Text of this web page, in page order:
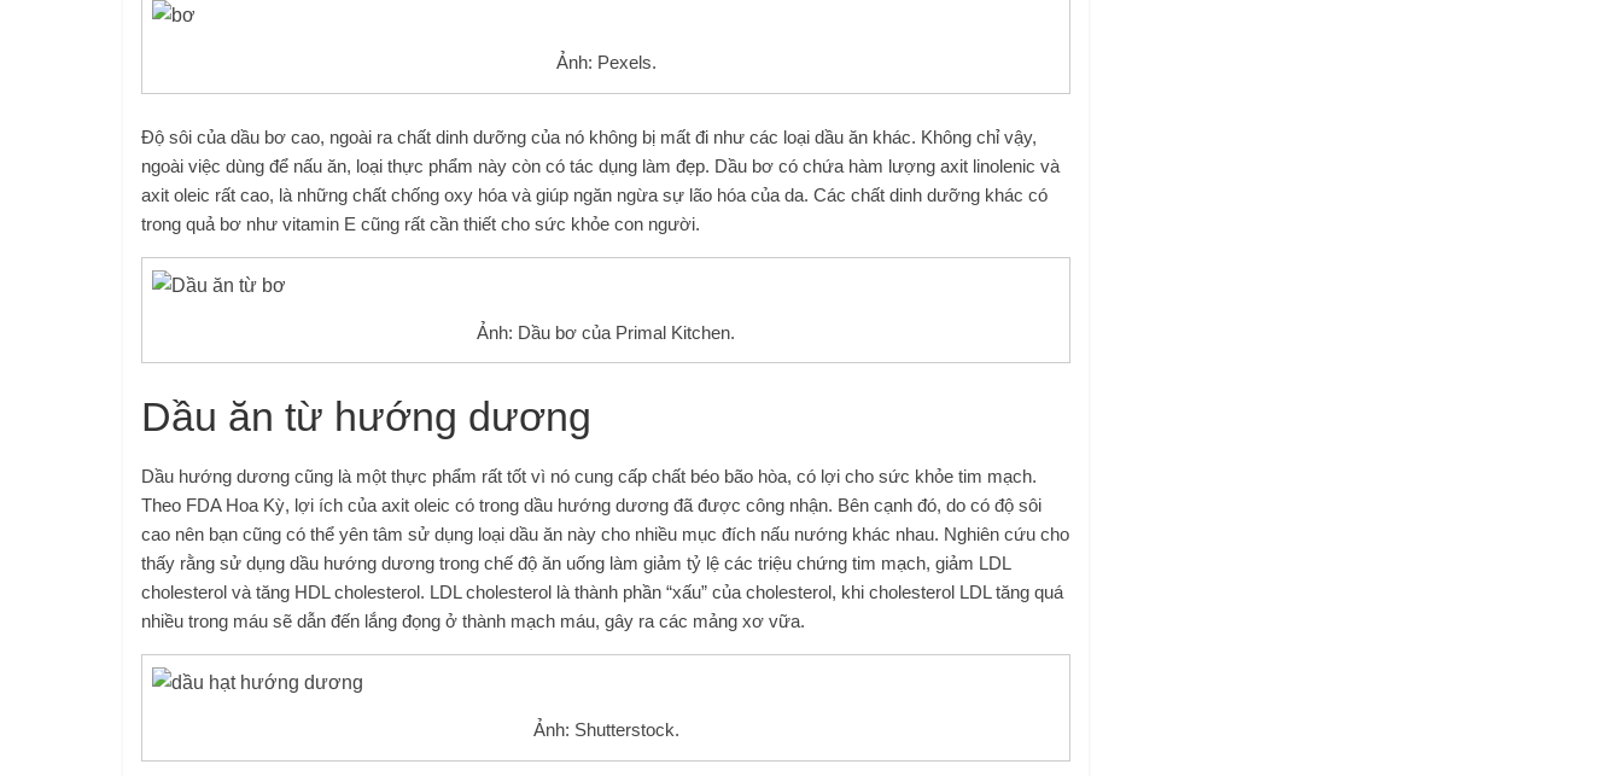
Ảnh: Pexels.
Độ sôi của dầu bơ cao, ngoài ra chất dinh dưỡng của nó không bị mất đi như các loại dầu ăn khác. Không chỉ vậy,
ngoài việc dùng để nấu ăn, loại thực phẩm này còn có tác dụng làm đẹp. Dầu bơ có chứa hàm lượng axit linolenic và
axit oleic rất cao, là những chất chống oxy hóa và giúp ngăn ngừa sự lão hóa của da. Các chất dinh dưỡng khác có
trong quả bơ như vitamin E cũng rất cần thiết cho sức khỏe con người.
Ảnh: Dầu bơ của Primal Kitchen.
Dầu ăn từ hướng dương
Dầu hướng dương cũng là một thực phẩm rất tốt vì nó cung cấp chất béo bão hòa, có lợi cho sức khỏe tim mạch.
Theo FDA Hoa Kỳ, lợi ích của axit oleic có trong dầu hướng dương đã được công nhận. Bên cạnh đó, do có độ sôi
cao nên bạn cũng có thể yên tâm sử dụng loại dầu ăn này cho nhiều mục đích nấu nướng khác nhau. Nghiên cứu cho
thấy rằng sử dụng dầu hướng dương trong chế độ ăn uống làm giảm tỷ lệ các triệu chứng tim mạch, giảm LDL
cholesterol và tăng HDL cholesterol. LDL cholesterol là thành phần “xấu” của cholesterol, khi cholesterol LDL tăng quá
nhiều trong máu sẽ dẫn đến lắng đọng ở thành mạch máu, gây ra các mảng xơ vữa.
Ảnh: Shutterstock.